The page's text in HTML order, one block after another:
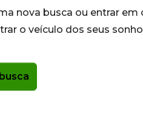
nova busca ou entrar
o veículo dos seus